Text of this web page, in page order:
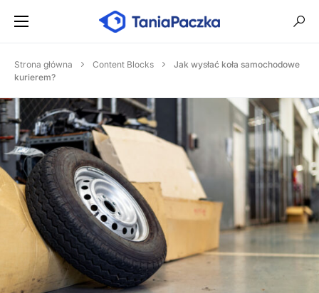
Strona główna Content Blocks
Jak wysłać koła samochodowe
kurierem?